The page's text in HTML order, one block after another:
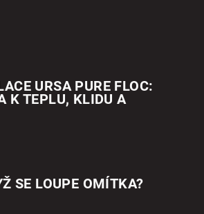
URSA PURE FLOC:
K TEPLU, KLIDU A
SE LOUPE OMÍTKA?